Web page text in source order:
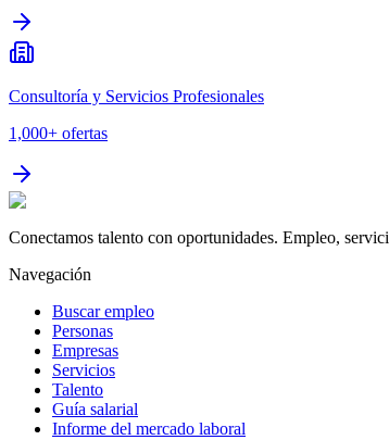
Consultoría y Servicios Profesionales
1,000+ ofertas
Conectamos talento con oportunidades. Empleo,
Navegación
Buscar empleo
Personas
Empresas
Servicios
Talento
Guía salarial
Informe del mercado laboral